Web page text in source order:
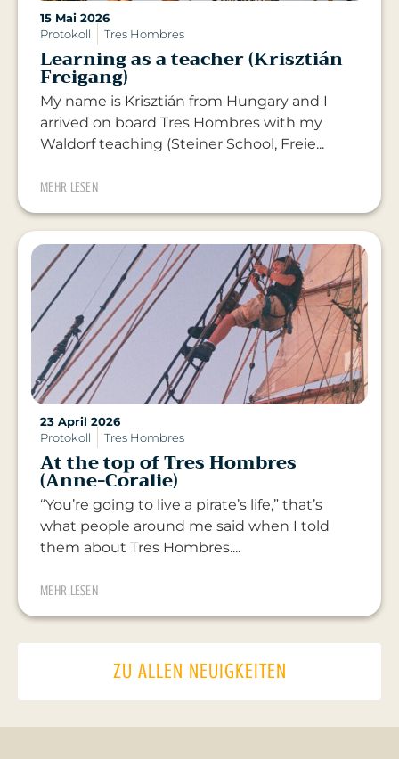
15 Mai 2026
Protokoll
Tres Hombres
Learning as a teacher (Krisztián
Freigang)
My name is Krisztián from Hungary and I
arrived on board Tres Hombres with my
Waldorf teaching (Steiner School, Freie...
MEHR LESEN
23 April 2026
Protokoll
Tres Hombres
At the top of Tres Hombres
(Anne-Coralie)
“You’re going to live a pirate’s life,” that’s
what people around me said when I told
them about Tres Hombres....
MEHR LESEN
ZU ALLEN NEUIGKEITEN